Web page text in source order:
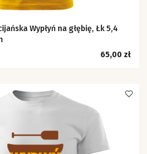
Wypłyń na głębię, Łk 5,4
Cena
65,00 zł